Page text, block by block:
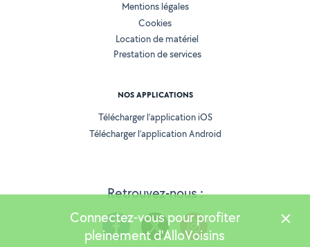
Retrouvez-nous :
Mentions légales
Cookies
Location de matériel
Prestation de services
NOS APPLICATIONS
Télécharger l’application iOS
Télécharger l’application Android
Connectez-vous pour profiter
pleinement d'AlloVoisins